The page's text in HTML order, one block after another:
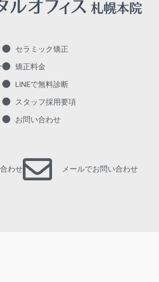
セラミック矯正
矯正料金
LINEで無料診断
スタッフ採用要項
お問い合わせ
わせ メールでお問い合わせ